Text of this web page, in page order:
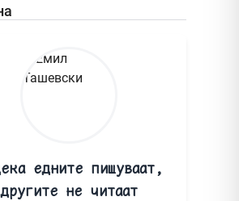
едните пишуваат,
другите не читаат